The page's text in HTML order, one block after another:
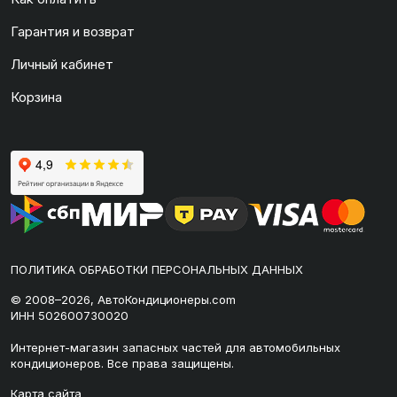
Гарантия и возврат
Личный кабинет
Корзина
ПОЛИТИКА ОБРАБОТКИ ПЕРСОНАЛЬНЫХ ДАННЫХ
© 2008–2026, АвтоКондиционеры.com
ИНН 502600730020
Интернет-магазин запасных частей для автомобильных
кондиционеров. Все права защищены.
Карта сайта